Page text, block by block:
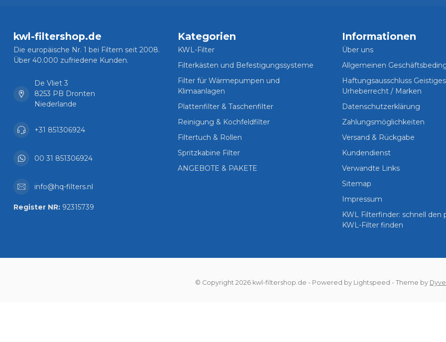
kwl-filtershop.de
Die europäische Nr. 1 bei Filtern seit 2008.
Über 40.000 zufriedene Kunden.
De Vliet 3
8253 PB Dronten
Niederlande
+31 851306924
00 31 851306924
info@hq-filters.nl
Register NR: 92315739
Kategorien
KWL-Filter
Filterkästen und Befestigungssysteme
Filter für Wärmepumpen und
Klimaanlagen
Plattenfilter & Taschenfilter
Reinigung & Kochfeldfilter
Filtertuch & Rollen
Spritzkabine Filter
ANGEBOTE & PAKETE
Informationen
Über uns
Allgemeinen
Haftungsausschluss
Urheberrecht / Marken
Datenschutzerklärung
Zahlungsmöglichkeiten
Versand & Rückgabe
Kundendienst
Verwandte Links
Sitemap
Impressum
KWL Filterfinder: schnell den
KWL-Filter finden
© Copyright 2026 kwl-filtershop.de - Powered by Lightspeed - Theme by